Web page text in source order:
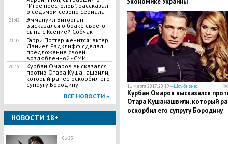
"Игре престолов", рассказал
о седьмом сезоне сериала
21:42
Эммануил Виторган
высказался о браке своего
сына с Ксенией Собчак
21:07
Гарри Поттер женится: актер
Дэниел Рэдклифф сделал
предложение своей
возлюбленной - СМИ
20:19
Курбан Омаров высказался
против Отара Кушанашвили,
который ранее оскорбил его
супругу Бородину
ВСЕ НОВОСТИ »
НОВОСТИ 18+
06:23
11 марта 2017, 20:19 —Шоу-бизнес
Курбан Омаров высказался
Отара Кушанашвили, который
оскорбил его супругу Бородину